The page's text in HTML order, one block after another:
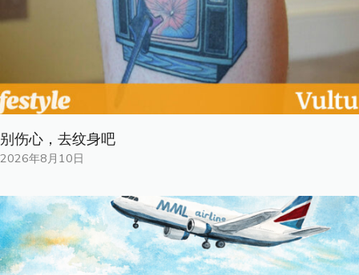
别伤心，去纹身吧
2026年8月10日